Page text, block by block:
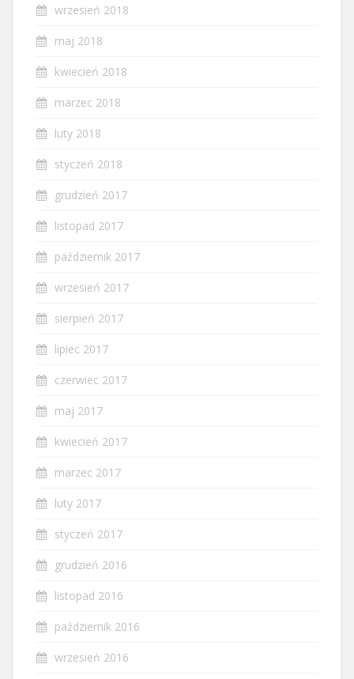
wrzesień 2018
maj 2018
kwiecień 2018
marzec 2018
luty 2018
styczeń 2018
grudzień 2017
listopad 2017
październik 2017
wrzesień 2017
sierpień 2017
lipiec 2017
czerwiec 2017
maj 2017
kwiecień 2017
marzec 2017
luty 2017
styczeń 2017
grudzień 2016
listopad 2016
październik 2016
wrzesień 2016